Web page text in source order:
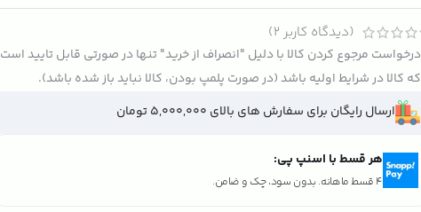
(دیدگاه کاربر 2
)
درخواست مرجوع کردن کالا با دلیل "انصراف از خرید" تنها در صورتی قابل تایید است
که کالا در شرایط اولیه باشد (در صورت پلمپ بودن، کالا نباید باز شده باشد).
ارسال رایگان برای سفارش های بالای 5,000,000 تومان
هر قسط با اسنپ پی:
4 قسط ماهانه. بدون سود، چک و ضامن.